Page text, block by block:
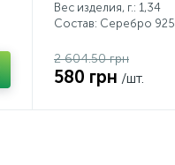
Вес изделия, г.: 1,34
Состав: Серебро 925
2 604.50 грн
580 грн /шт.